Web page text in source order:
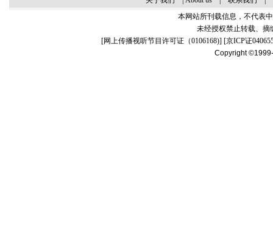
本网站所刊载信息，不代表
未经授权禁止转载、摘
[网上传播视听节目许可证（0106168)] [京ICP证
Copyright